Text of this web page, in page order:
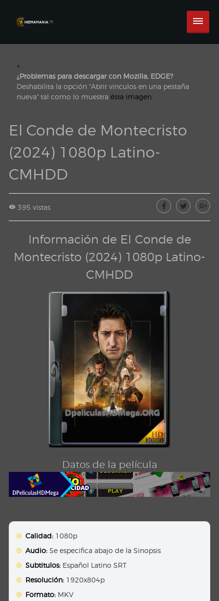
×
¿Problemas para descargar con Mozilla, EDGE?
Deshabilita la opción "Abrir vinculos en una pestaña
nueva" tal como lo muestra ésta imagen.
El Conde de Montecristo
(2024) 1080p Latino-
CMHDD
395 vistas
Información de El Conde de
Montecristo (2024) 1080p Latino-
CMHDD
Datos de la película
Calidad: 1080p
Audio: Se especifica abajo de la Sinopsis
Subtitulos: Español Latino SRT
Resolución: 1920x804p
Formato: MKV